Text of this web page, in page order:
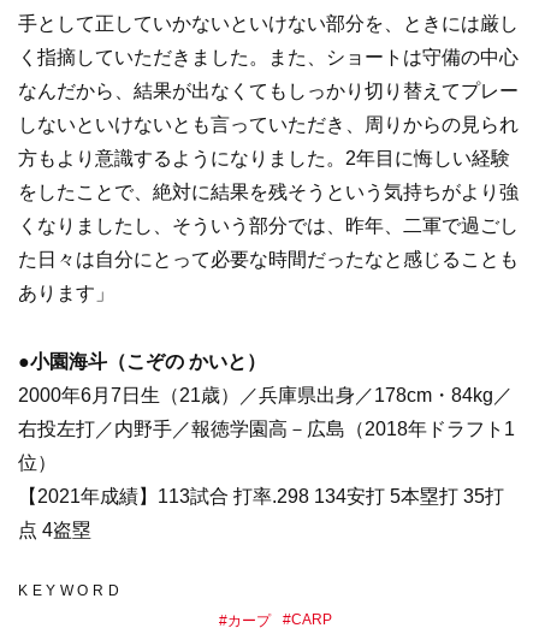
手として正していかないといけない部分を、ときには厳し
く指摘していただきました。また、ショートは守備の中心
なんだから、結果が出なくてもしっかり切り替えてプレー
しないといけないとも言っていただき、周りからの見られ
方もより意識するようになりました。2年目に悔しい経験
をしたことで、絶対に結果を残そうという気持ちがより強
くなりましたし、そういう部分では、昨年、二軍で過ごし
た日々は自分にとって必要な時間だったなと感じることも
あります」
●小園海斗（こぞの かいと）
2000年6月7日生（21歳）／兵庫県出身／178cm・84kg／
右投左打／内野手／報徳学園高－広島（2018年ドラフト1
位）
【2021年成績】113試合 打率.298 134安打 5本塁打 35打
点 4盗塁
KEYWORD
#カープ #CARP